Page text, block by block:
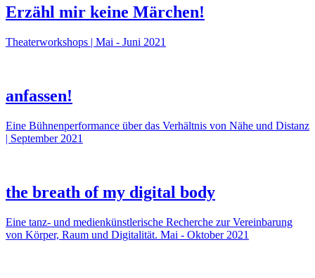
Erzähl mir keine Märchen!
Theaterworkshops | Mai - Juni 2021
anfassen!
Eine Bühnenperformance über das Verhältnis von Nähe und Distanz
| September 2021
the breath of my digital body
Eine tanz- und medienkünstlerische Recherche zur Vereinbarung
von Körper, Raum und Digitalität. Mai - Oktober 2021